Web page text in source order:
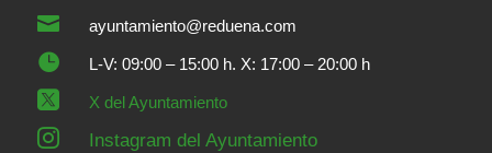
 ayuntamiento@reduena.com
 L-V: 09:00 – 15:00 h. X: 17:00 – 20:00 h
 X del Ayuntamiento
 Instagram del Ayuntamiento